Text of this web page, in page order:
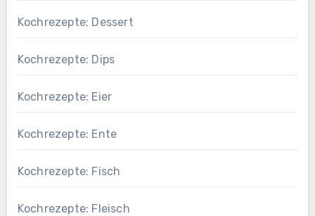
Kochrezepte: Dessert
Kochrezepte: Dips
Kochrezepte: Eier
Kochrezepte: Ente
Kochrezepte: Fisch
Kochrezepte: Fleisch